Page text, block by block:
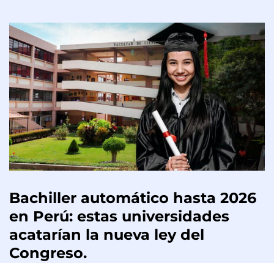
Bachiller automático hasta 2026
en Perú: estas universidades
acatarían la nueva ley del
Congreso.